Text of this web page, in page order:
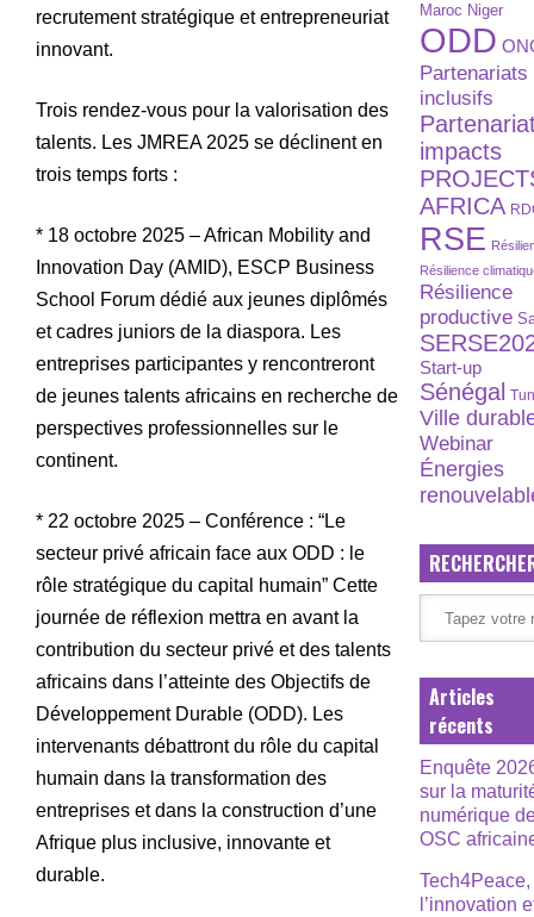
recrutement stratégique et entrepreneuriat
innovant.
Trois rendez-vous pour la valorisation des
talents. Les JMREA 2025 se déclinent en
trois temps forts :
* 18 octobre 2025 – African Mobility and
Innovation Day (AMID), ESCP Business
School Forum dédié aux jeunes diplômés
et cadres juniors de la diaspora. Les
entreprises participantes y rencontreront
de jeunes talents africains en recherche de
perspectives professionnelles sur le
continent.
* 22 octobre 2025 – Conférence : “Le
secteur privé africain face aux ODD : le
rôle stratégique du capital humain” Cette
journée de réflexion mettra en avant la
contribution du secteur privé et des talents
africains dans l’atteinte des Objectifs de
Développement Durable (ODD). Les
intervenants débattront du rôle du capital
humain dans la transformation des
entreprises et dans la construction d’une
Afrique plus inclusive, innovante et
durable.
Maroc Niger
ODD
Partenariats
inclusifs
impacts
AFRICA
RSE
Résilience
Résilience
productive
Start-up
Sénégal
Ville
Webinar
Énergies
Articles
récents
Enquête
sur la
numérique
OSC
Tech4Peace,
l’innovation